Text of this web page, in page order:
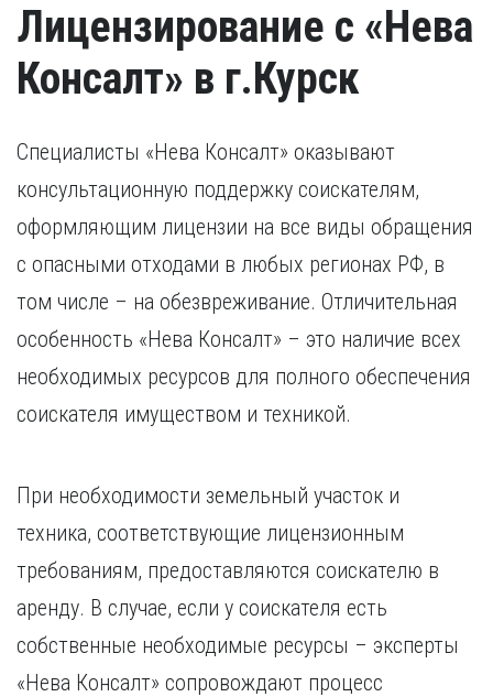
Лицензирование с «Нева
Консалт» в г.Курск
Специалисты «Нева Консалт» оказывают
консультационную поддержку соискателям,
оформляющим лицензии на все виды обращения
с опасными отходами в любых регионах РФ, в
том числе – на обезвреживание. Отличительная
особенность «Нева Консалт» – это наличие всех
необходимых ресурсов для полного обеспечения
соискателя имуществом и техникой.
При необходимости земельный участок и
техника, соответствующие лицензионным
требованиям, предоставляются соискателю в
аренду. В случае, если у соискателя есть
собственные необходимые ресурсы – эксперты
«Нева Консалт» сопровождают процесс